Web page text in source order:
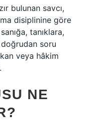
bulunan savcı,
disiplinine göre
tanıklara,
soru
veya hâkim
NE